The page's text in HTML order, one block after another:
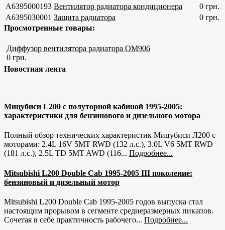
A6395000193 Вентилятор радиатора кондиционера
0 грн.
A6395030001 Защита радиатора
0 грн.
Просмотренные товары:
Диффузор вентилятора радиатора OM906
0 грн.
Новостная лента
Мицубиси L200 с полуторной кабиной 1995-2005:
характеристики для бензинового и дизельного мотора
Полный обзор технических характеристик Мицубиси Л200 с
моторами: 2.4L 16V 5MT RWD (132 л.с.), 3.0L V6 5MT RWD
(181 л.с.), 2.5L TD 5MT AWD (116... Подробнее...
Mitsubishi L200 Double Cab 1995-2005 III поколение:
бензиновый и дизельный мотор
Mitsubishi L200 Double Cab 1995-2005 годов выпуска стал
настоящим прорывом в сегменте среднеразмерных пикапов.
Сочетая в себе практичность рабочего... Подробнее...